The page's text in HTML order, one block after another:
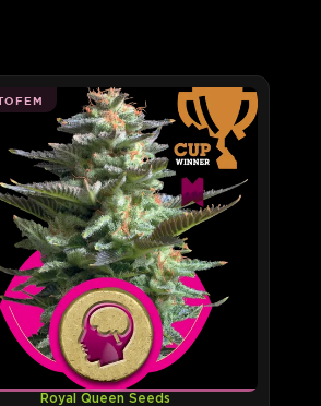
Royal Queen Seeds